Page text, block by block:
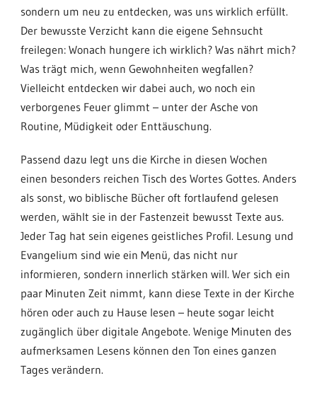
sondern um neu zu entdecken, was uns wirklich erfüllt.
Der bewusste Verzicht kann die eigene Sehnsucht
freilegen: Wonach hungere ich wirklich? Was nährt mich?
Was trägt mich, wenn Gewohnheiten wegfallen?
Vielleicht entdecken wir dabei auch, wo noch ein
verborgenes Feuer glimmt – unter der Asche von
Routine, Müdigkeit oder Enttäuschung.
Passend dazu legt uns die Kirche in diesen Wochen
einen besonders reichen Tisch des Wortes Gottes. Anders
als sonst, wo biblische Bücher oft fortlaufend gelesen
werden, wählt sie in der Fastenzeit bewusst Texte aus.
Jeder Tag hat sein eigenes geistliches Profil. Lesung und
Evangelium sind wie ein Menü, das nicht nur
informieren, sondern innerlich stärken will. Wer sich ein
paar Minuten Zeit nimmt, kann diese Texte in der Kirche
hören oder auch zu Hause lesen – heute sogar leicht
zugänglich über digitale Angebote. Wenige Minuten des
aufmerksamen Lesens können den Ton eines ganzen
Tages verändern.